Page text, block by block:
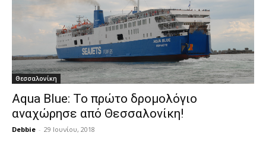
Θεσσαλονίκη
Aqua Blue: Το πρώτο δρομολόγιο
αναχώρησε από Θεσσαλονίκη!
Debbie - 29 Ιουνίου, 2018